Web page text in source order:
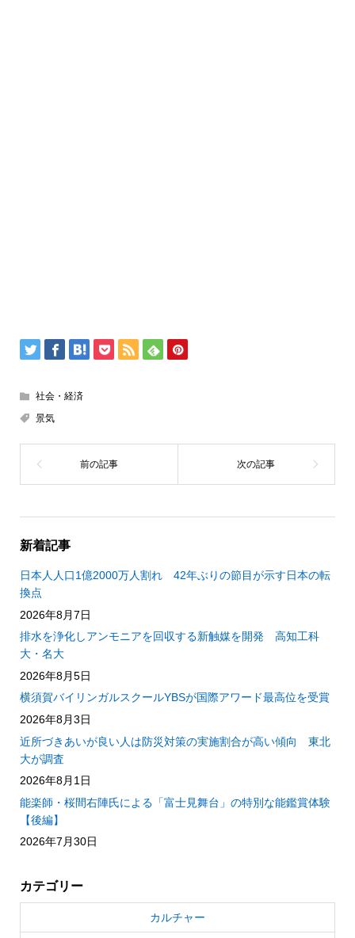
社会・経済
景気
新着記事
日本人人口1億2000万人割れ 42年ぶりの節目が示す日本の転
換点
2026年8月7日
排水を浄化しアンモニアを回収する新触媒を開発 高知工科
大・名大
2026年8月5日
横須賀バイリンガルスクールYBSが国際アワード最高位を受賞
2026年8月3日
近所づきあいが良い人は防災対策の実施割合が高い傾向 東北
大が調査
2026年8月1日
能楽師・桜間右陣氏による「富士見舞台」の特別な能鑑賞体験
【後編】
2026年7月30日
カテゴリー
カルチャー